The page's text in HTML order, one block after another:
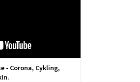
- Corona, Cykling,